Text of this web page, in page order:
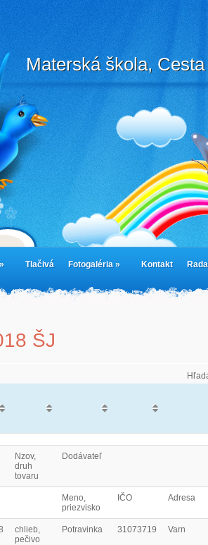
Materská škola,
Tlačivá Fotogaléria » Kontakt
Cookie Policy
ŠJ
Nzov,
druh
tovaru
Dodávateľ
Meno,
priezvisko
IČO Adresa
chlieb,
pečivo
Potravinka 31073719 Varn